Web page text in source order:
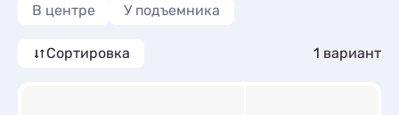
моря в Южно-Сахалинске - более 10 вариантов, от 7217 руб,
на горы.
В центре У подъемника
Сортировка 1 вариант